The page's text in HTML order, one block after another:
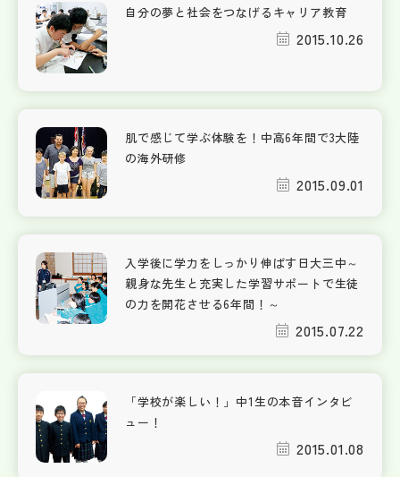
自分の夢と社会をつなげるキャリア教育
2015.10.26
肌で感じて学ぶ体験を！中高6年間で3大陸
の海外研修
2015.09.01
入学後に学力をしっかり伸ばす日大三中～
親身な先生と充実した学習サポートで生徒
の力を開花させる6年間！～
2015.07.22
「学校が楽しい！」中1生の本音インタビ
ュー！
2015.01.08